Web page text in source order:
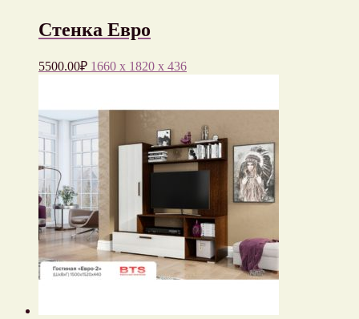
Стенка Евро
5500.00₽ 1660 x 1820 x 436